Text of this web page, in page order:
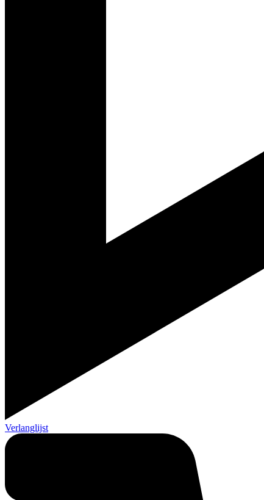
Verlanglijst